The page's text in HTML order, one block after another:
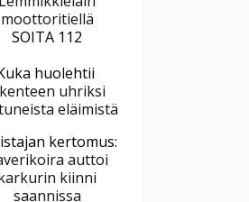
moottoritiellä
SOITA 112
huolehtii
uhriksi
eläimistä
kertomus:
auttoi
kiinni
saannissa